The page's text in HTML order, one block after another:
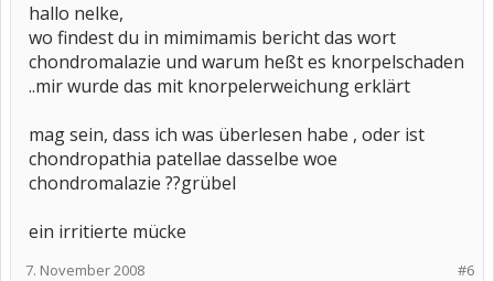
hallo nelke,
wo findest du in mimimamis bericht das wort
chondromalazie und warum heßt es knorpelschaden
..mir wurde das mit knorpelerweichung erklärt
mag sein, dass ich was überlesen habe , oder ist
chondropathia patellae dasselbe woe
chondromalazie ??grübel
ein irritierte mücke
#6
7. November 2008